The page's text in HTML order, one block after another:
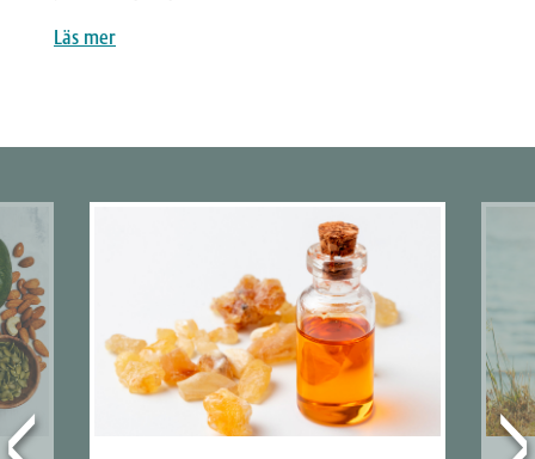
Läs mer